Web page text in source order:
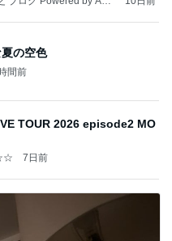
の空色
間前
TOUR 2026 episode2 MO
7日前